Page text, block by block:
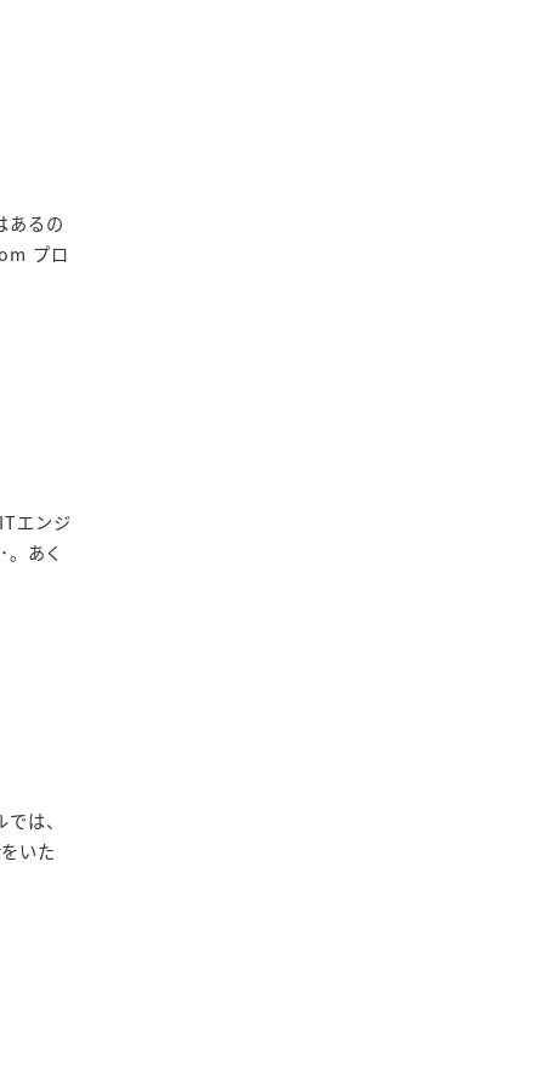
あるの
プロ
エンジ
あく
は、
いた